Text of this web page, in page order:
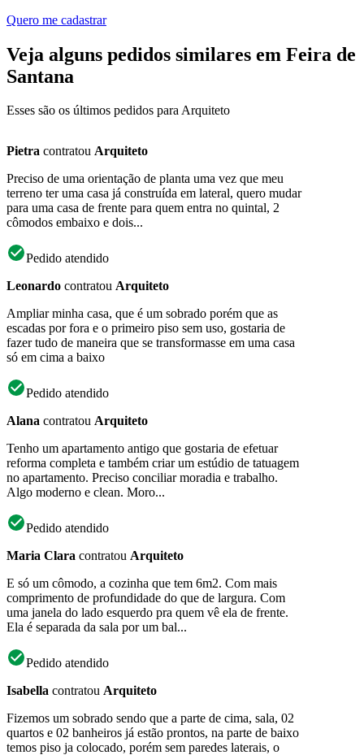
Quero me cadastrar
Veja alguns pedidos similares em Feira de
Santana
Esses são os últimos pedidos para Arquiteto
Pietra contratou Arquiteto
Preciso de uma orientação de planta uma vez que meu
terreno ter uma casa já construída em lateral, quero mudar
para uma casa de frente para quem entra no quintal, 2
cômodos embaixo e dois...
Pedido atendido
Leonardo contratou Arquiteto
Ampliar minha casa, que é um sobrado porém que as
escadas por fora e o primeiro piso sem uso, gostaria de
fazer tudo de maneira que se transformasse em uma casa
só em cima a baixo
Pedido atendido
Alana contratou Arquiteto
Tenho um apartamento antigo que gostaria de efetuar
reforma completa e também criar um estúdio de tatuagem
no apartamento. Preciso conciliar moradia e trabalho.
Algo moderno e clean. Moro...
Pedido atendido
Maria Clara contratou Arquiteto
E só um cômodo, a cozinha que tem 6m2. Com mais
comprimento de profundidade do que de largura. Com
uma janela do lado esquerdo pra quem vê ela de frente.
Ela é separada da sala por um bal...
Pedido atendido
Isabella contratou Arquiteto
Fizemos um sobrado sendo que a parte de cima, sala, 02
quartos e 02 banheiros já estão prontos, na parte de baixo
temos piso ja colocado, porém sem paredes laterais, o